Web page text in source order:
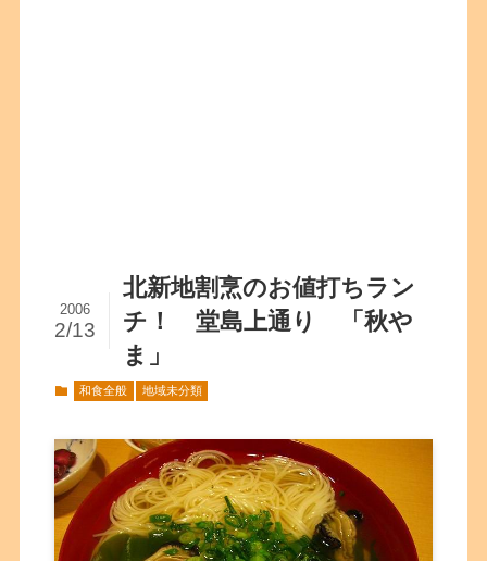
北新地割烹のお値打ちラン
チ！ 堂島上通り 「秋や
ま」
2006
2/13
和食全般 地域未分類